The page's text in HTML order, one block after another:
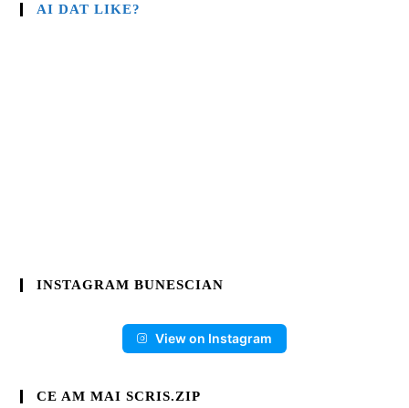
AI DAT LIKE?
INSTAGRAM BUNESCIAN
View on Instagram
CE AM MAI SCRIS.ZIP